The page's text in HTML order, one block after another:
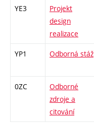
YE3
Projekt
design
realizace
YP1 Odborná stáž
0ZC
Odborné
zdroje a
citování